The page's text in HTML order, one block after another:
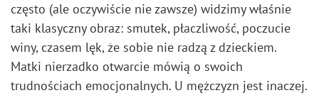
często (ale oczywiście nie zawsze) widzimy właśnie
taki klasyczny obraz: smutek, płaczliwość, poczucie
winy, czasem lęk, że sobie nie radzą z dzieckiem.
Matki nierzadko otwarcie mówią o swoich
trudnościach emocjonalnych. U mężczyzn jest inaczej.